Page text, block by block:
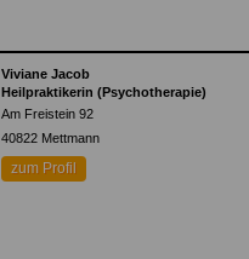
Zum Kontaktformular
Viviane Jacob
Heilpraktikerin (Psychotherapie)
Am Freistein 92
40822 Mettmann
zum Profil